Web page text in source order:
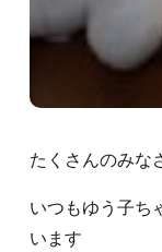
たくさんのみな
いつもゆう子ち
います